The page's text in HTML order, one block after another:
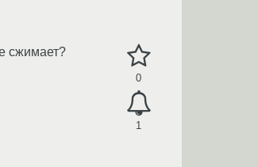
0
1
сжимает?